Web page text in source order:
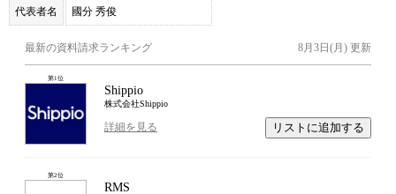
代表者名 國分 秀俊
最新の資料請求ランキング 8月3日(月) 更新
第1位
Shippio
株式会社Shippio
詳細を見る リストに追加する
第2位
RMS